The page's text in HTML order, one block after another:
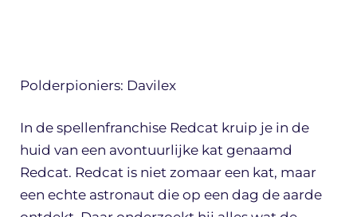
Polderpioniers: Davilex
In de spellenfranchise Redcat kruip je in de
huid van een avontuurlijke kat genaamd
Redcat. Redcat is niet zomaar een kat, maar
een echte astronaut die op een dag de aarde